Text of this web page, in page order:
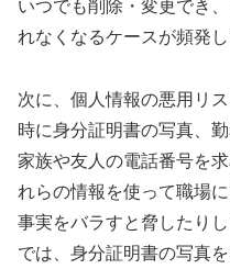
いつでも削除・変更でき
れなくなるケースが頻発し
次に、個人情報の悪用リ
時に身分証明書の写真、
家族や友人の電話番号を
れらの情報を使って職場
事実をバラすと脅したり
では、身分証明書の写真